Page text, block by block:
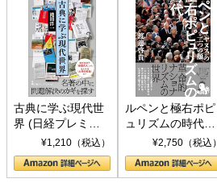
古典に学ぶ現代世
界 (日経プレミア
シリーズ)¥1,210（税込）
ルペンと極右ポピ
ュリズムの時代：
〈ヤヌス〉の二つ
の顔
¥2,750（税込）